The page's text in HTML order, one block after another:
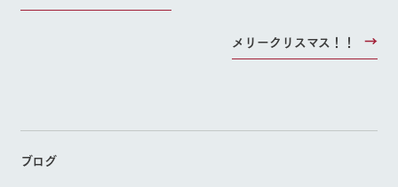
メリークリスマス！！
ブログ